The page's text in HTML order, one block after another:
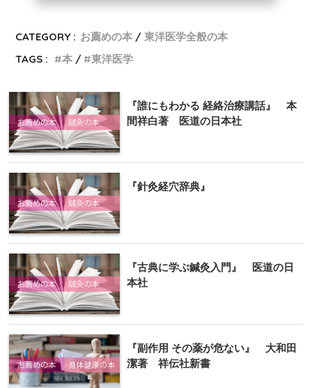
CATEGORY : お薦めの本
東洋医学全般の本
TAGS :
本 東洋医学
『誰にもわかる 経絡治療講話』 本
間祥白著 医道の日本社
『針灸経穴辞典』
『古典に学ぶ鍼灸入門』 医道の日
本社
『副作用 その薬が危ない』 大和田
潔著 祥伝社新書